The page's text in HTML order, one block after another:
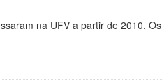
na UFV a partir de 2010. Os